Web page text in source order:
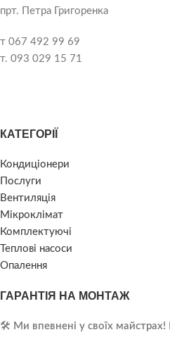
прт. Петра Григоренка
т 067 492 99 69
т. 093 029 15 71
КАТЕГОРІЇ
Кондиціонери
Послуги
Вентиляція
Мікроклімат
Комплектуючі
Теплові насоси
Опалення
ГАРАНТІЯ НА МОНТАЖ
🛠️ Ми впевнені у своїх майстрах!